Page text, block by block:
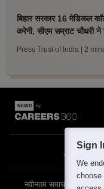
बिहार सरकार 16 मेडिकल
करेगी, सीएम सम्राट चौधरी ने
Press Trust of India | 2
About
नवीनतम समाचार
Sign
We
choose